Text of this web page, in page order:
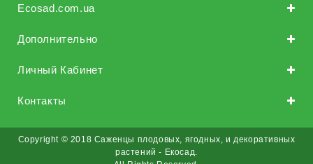
Ecosad.com.ua
Дополнительно
Личный Кабинет
Контакты
Copyright © 2018 Саженцы плодовых, ягодных, и декоративных
растений - Екосад.